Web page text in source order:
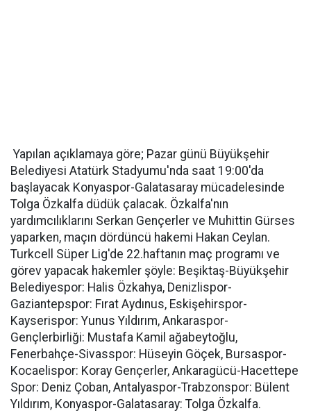
Yapılan açıklamaya göre; Pazar günü Büyükşehir
Belediyesi Atatürk Stadyumu'nda saat 19:00'da
başlayacak Konyaspor-Galatasaray mücadelesinde
Tolga Özkalfa düdük çalacak. Özkalfa'nın
yardımcılıklarını Serkan Gençerler ve Muhittin Gürses
yaparken, maçın dördüncü hakemi Hakan Ceylan.
Turkcell Süper Lig'de 22.haftanın maç programı ve
görev yapacak hakemler şöyle: Beşiktaş-Büyükşehir
Belediyespor: Halis Özkahya, Denizlispor-
Gaziantepspor: Fırat Aydınus, Eskişehirspor-
Kayserispor: Yunus Yıldırım, Ankaraspor-
Gençlerbirliği: Mustafa Kamil ağabeytoğlu,
Fenerbahçe-Sivasspor: Hüseyin Göçek, Bursaspor-
Kocaelispor: Koray Gençerler, Ankaragücü-Hacettepe
Spor: Deniz Çoban, Antalyaspor-Trabzonspor: Bülent
Yıldırım, Konyaspor-Galatasaray: Tolga Özkalfa.